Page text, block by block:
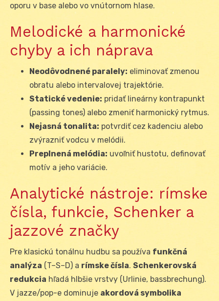
oporu v base alebo vo vnútornom hlase.
Melodické a harmonické
chyby a ich náprava
Neodôvodnené paralely: eliminovať zmenou
obratu alebo intervalovej trajektórie.
Statické vedenie: pridať lineárny kontrapunkt
(passing tones) alebo zmeniť harmonický rytmus.
Nejasná tonalita: potvrdiť cez kadenciu alebo
zvýrazniť vodcu v melódii.
Preplnená melódia: uvoľniť hustotu, definovať
motív a jeho variácie.
Analytické nástroje: rímske
čísla, funkcie, Schenker a
jazzové značky
Pre klasickú tonálnu hudbu sa používa funkčná
analýza (T–S–D) a rímske čísla. Schenkerovská
redukcia hľadá hlbšie vrstvy (Urlinie, bassbrechung).
V jazze/pop-e dominuje akordová symbolika